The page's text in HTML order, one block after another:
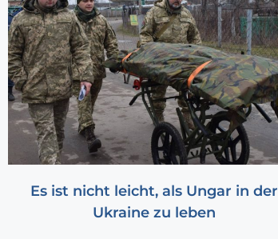
Es ist nicht leicht, als Ungar in der
Ukraine zu leben